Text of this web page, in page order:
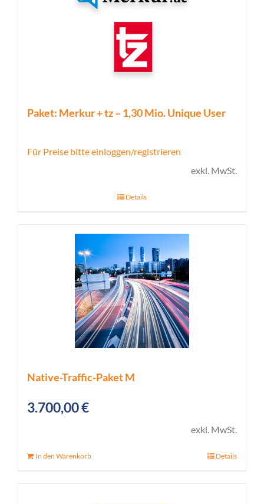
Paket: Merkur + tz – 1,30 Mio. Unique User
Für Preise bitte einloggen/registrieren
exkl. MwSt.
Details
Native-Traffic-Paket M
3.700,00€
exkl. MwSt.
In den Warenkorb Details